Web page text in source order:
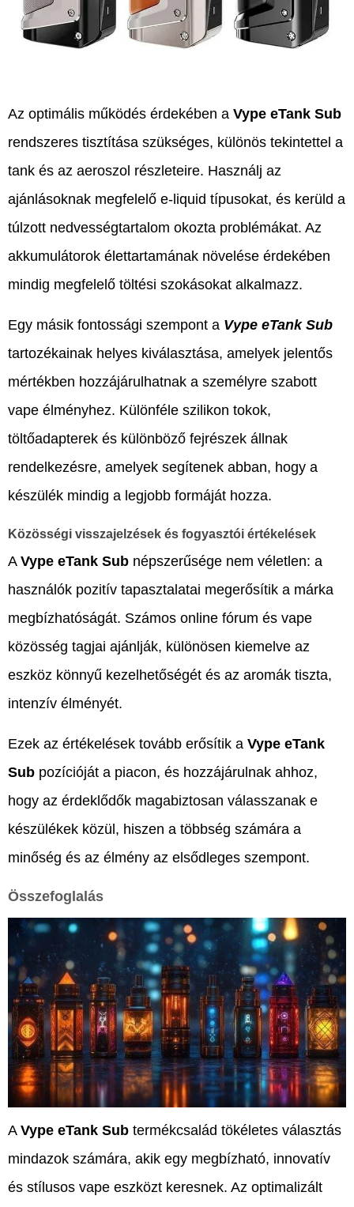
Az optimális működés érdekében a Vype eTank Sub
rendszeres tisztítása szükséges, különös tekintettel a
tank és az aeroszol részleteire. Használj az
ajánlásoknak megfelelő e-liquid típusokat, és kerüld a
túlzott nedvességtartalom okozta problémákat. Az
akkumulátorok élettartamának növelése érdekében
mindig megfelelő töltési szokásokat alkalmazz.
Egy másik fontossági szempont a Vype eTank Sub
tartozékainak helyes kiválasztása, amelyek jelentős
mértékben hozzájárulhatnak a személyre szabott
vape élményhez. Különféle szilikon tokok,
töltőadapterek és különböző fejrészek állnak
rendelkezésre, amelyek segítenek abban, hogy a
készülék mindig a legjobb formáját hozza.
Közösségi visszajelzések és fogyasztói értékelések
A Vype eTank Sub népszerűsége nem véletlen: a
használók pozitív tapasztalatai megerősítik a márka
megbízhatóságát. Számos online fórum és vape
közösség tagjai ajánlják, különösen kiemelve az
eszköz könnyű kezelhetőségét és az aromák tiszta,
intenzív élményét.
Ezek az értékelések tovább erősítik a Vype eTank
Sub pozícióját a piacon, és hozzájárulnak ahhoz,
hogy az érdeklődők magabiztosan válasszanak e
készülékek közül, hiszen a többség számára a
minőség és az élmény az elsődleges szempont.
Összefoglalás
A Vype eTank Sub termékcsalád tökéletes választás
mindazok számára, akik egy megbízható, innovatív
és stílusos vape eszközt keresnek. Az optimalizált